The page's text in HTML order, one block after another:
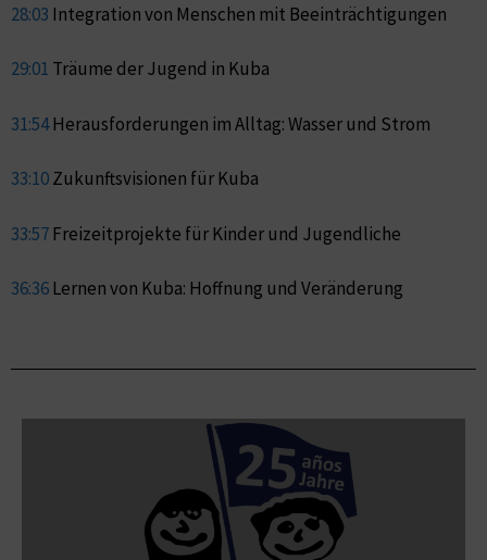
28:03 Integration von Menschen mit Beeinträchtigungen
29:01 Träume der Jugend in Kuba
31:54Herausforderungen im Alltag: Wasser und Strom
33:10Zukunftsvisionen für Kuba
33:57 Freizeitprojekte für Kinder und Jugendliche
36:36 Lernen von Kuba: Hoffnung und Veränderung